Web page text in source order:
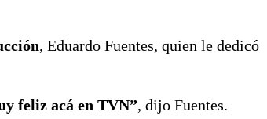
, Eduardo Fuentes, quien le dedicó
feliz acá en TVN”, dijo Fuentes.